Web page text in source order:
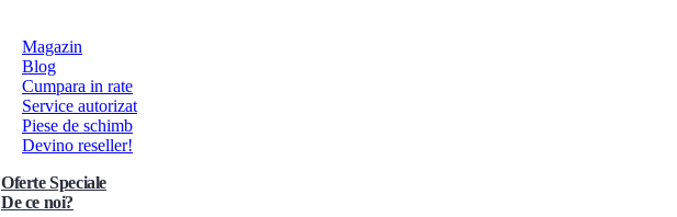
Magazin
Blog
Cumpara in rate
Service autorizat
Piese de schimb
Devino reseller!
Oferte Speciale
De ce noi?